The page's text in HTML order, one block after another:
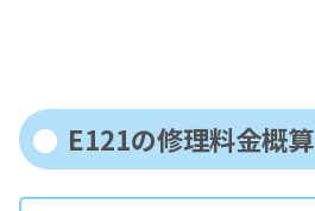
E121の修理料金概算